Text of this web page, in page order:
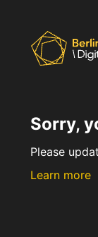
Sorry,
Please
Learn more